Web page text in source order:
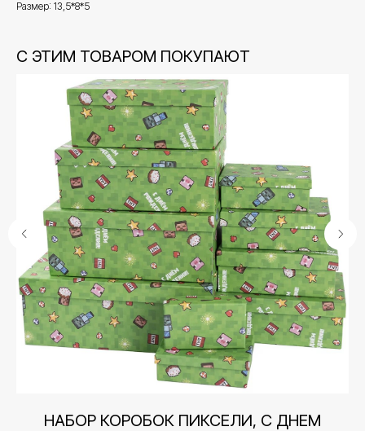
Размер: 13,5*8*5
С ЭТИМ ТОВАРОМ ПОКУПАЮТ
НАБОР КОРОБОК ПИКСЕЛИ, С ДНЕМ
Контакты
+7 (495) 005-03-13